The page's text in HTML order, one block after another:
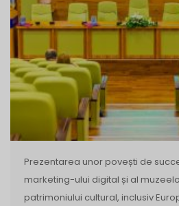
Prezentarea unor povești de
marketing-ului digital și al
patrimoniului cultural, inclusiv